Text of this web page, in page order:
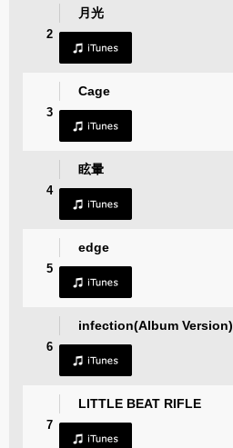
2
月光
3
Cage
4
眩暈
5
edge
6
infection(Album Version)
7
LITTLE BEAT RIFLE